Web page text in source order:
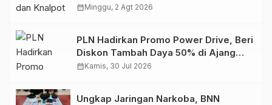
Kendaraan
calendar_monthMinggu, 2 Agt 2026
PLN Hadirkan Promo Power Drive, Beri
Diskon Tambah Daya 50% di Ajang
GIIAS 2026
calendar_monthKamis, 30 Jul 2026
Ungkap Jaringan Narkoba, BNN